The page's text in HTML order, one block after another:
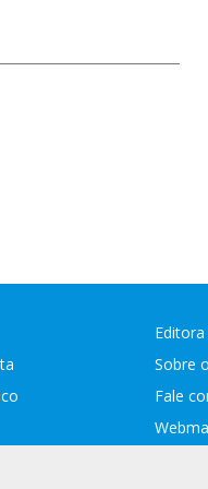
Sobre
Fale